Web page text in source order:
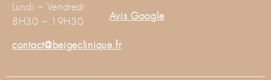
Lundi – Vendredi :
8H30 – 19H30
contact@beigeclinique.fr
Avis Google